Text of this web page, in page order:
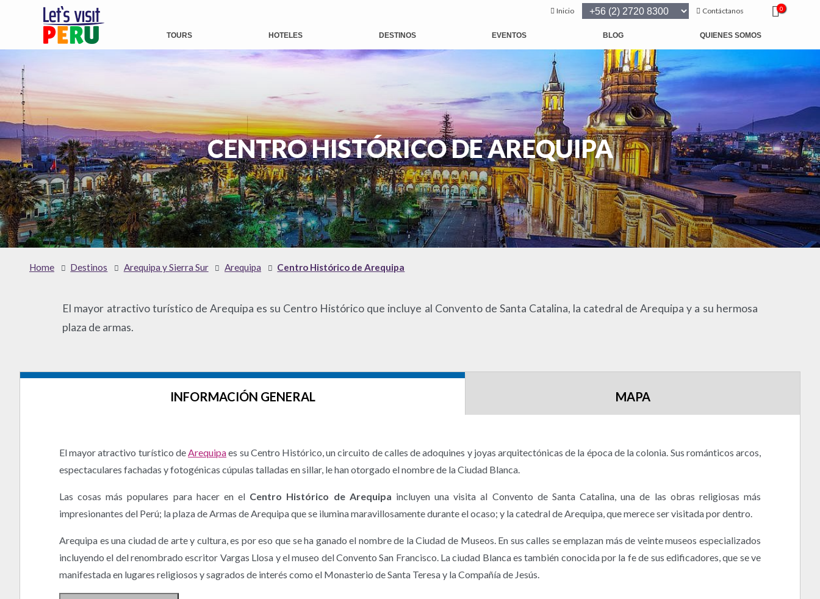
Inicio Contáctanos 0
TOURS HOTELES DESTINOS EVENTOS BLOG QUIENES SOMOS
CENTRO HISTÓRICO DE AREQUIPA
Home Destinos Arequipa y Sierra Sur Arequipa Centro Histórico de Arequipa
El mayor atractivo turístico de Arequipa es su Centro Histórico que incluye al Convento de Santa Catalina, la catedral de Arequipa y a su hermosa
plaza de armas.
INFORMACIÓN GENERAL MAPA
El mayor atractivo turístico deArequipaes su Centro Histórico, un circuito de calles de adoquines y joyas arquitectónicas de la época de la colonia. Sus románticos arcos,
espectaculares fachadas y fotogénicas cúpulas talladas en sillar, le han otorgado el nombre de la Ciudad Blanca.
Las cosas más populares para hacer en el Centro Histórico de Arequipa incluyen una visita al Convento de Santa Catalina, una de las obras religiosas más
impresionantes del Perú; la plaza de Armas de Arequipa que se ilumina maravillosamente durante el ocaso; y la catedral de Arequipa, que merece ser visitada por dentro.
Arequipa es una ciudad de arte y cultura, es por eso que se ha ganado el nombre de la Ciudad de Museos. En sus calles se emplazan más de veinte museos especializados
incluyendo el del renombrado escritor Vargas Llosa y el museo del Convento San Francisco. La ciudad Blanca es también conocida por la fe de sus edificadores, que se ve
manifestada en lugares religiosos y sagrados de interés como el Monasterio de Santa Teresa y la Compañía de Jesús.